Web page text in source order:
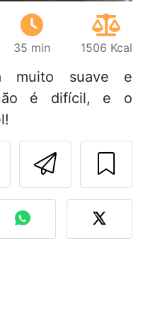
35 min 1506 Kcal
muito suave e
é difícil, e o
Imprima
com o autor